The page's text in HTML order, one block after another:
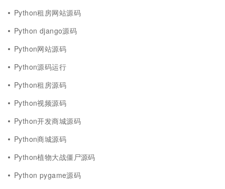
Python租房网站源码
Python django源码
Python网站源码
Python源码运行
Python租房源码
Python视频源码
Python开发商城源码
Python商城源码
Python植物大战僵尸源码
Python pygame源码